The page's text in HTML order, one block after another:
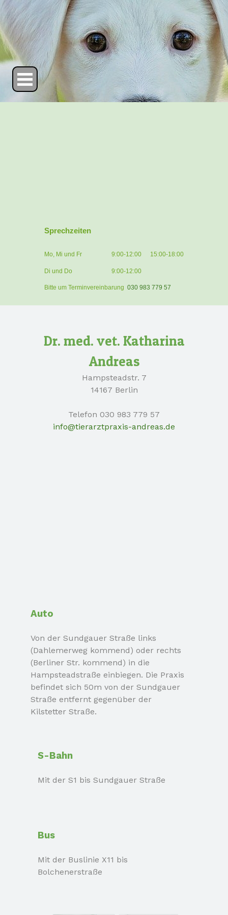
Direkt zum Seiteninhalt
Menü überspringen
Sprechzeiten
Mo, Mi und Fr 9:00-12:00 15:00-18:00
Di und Do 9:00-12:00
Bitte um Terminvereinbarung 030 983 779 57
Dr. med. vet. Katharina
Andreas
Hampsteadstr. 7
14167 Berlin
Telefon 030 983 779 57
info@tierarztpraxis-andreas.de
Auto
Von der Sundgauer Straße links
(Dahlemerweg kommend) oder rechts
(Berliner Str. kommend) in die
Hampsteadstraße einbiegen. Die Praxis
befindet sich 50m von der Sundgauer
Straße entfernt gegenüber der
Kilstetter Straße.
S-Bahn
Mit der S1 bis Sundgauer Straße
Bus
Mit der Buslinie X11 bis
Bolchenerstraße